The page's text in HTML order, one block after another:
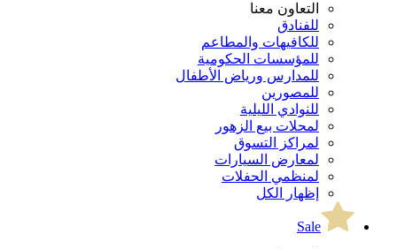
التعاون معنا
للفنادق
للكافيهات والمطاعم
للمؤسسات الحكومية
للمدارس ورياض الأطفال
للمصورين
للنوادي الليلية
لمحلات بيع الزهور
لمراكز التسوق
لمعارض السيارات
لمنظمي الحفلات
إظهار الكل
Sale